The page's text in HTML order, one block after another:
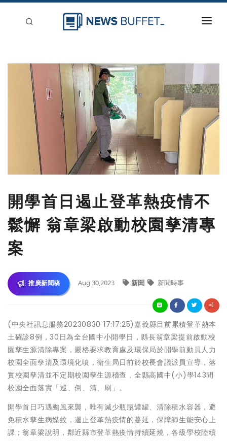
新聞稿分類
登入
刊登
開學首日遏止登革熱疫情不
鬆懈 翁章梁啟動校園孳清專
案
推廣新聞稿 Aug 30,2023 新聞 新聞時事
(中央社訊息服務20230830 17:17:25)嘉義縣目前累積登革熱本
土確診8例，30日為全台國中小開學日，縣長翁章梁提前啟動校
園孳生源清除專案，嚴格要求教育處及環保局於開學前動員人力
校園全面孳清及環境化噴，衛生局日前於校長會議派員宣導，落
實校園孳清並不定期校園孳生源稽查，全縣高國中(小)學143間
校園全面落實「巡、倒、清、刷」。
開學首日巧遇颱風來襲，唯有減少瓶瓶罐罐、清除積水容器，避
免積水孳生病媒蚊，遏止登革熱疫情的蔓延，保障師生能安心上
課；翁章梁說明，鄰近縣市登革熱疫情持續延燒，各級學校陸續